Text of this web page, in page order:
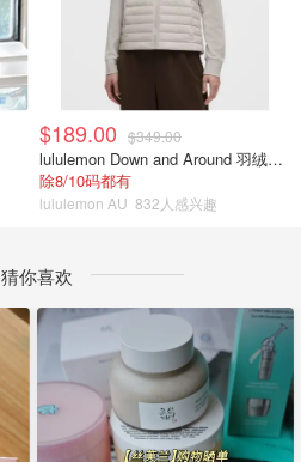
$189.00 $349.00
lululemon Down and Around 羽绒夹克
除8/10码都有
lululemon AU 832人感兴趣
猜你喜欢